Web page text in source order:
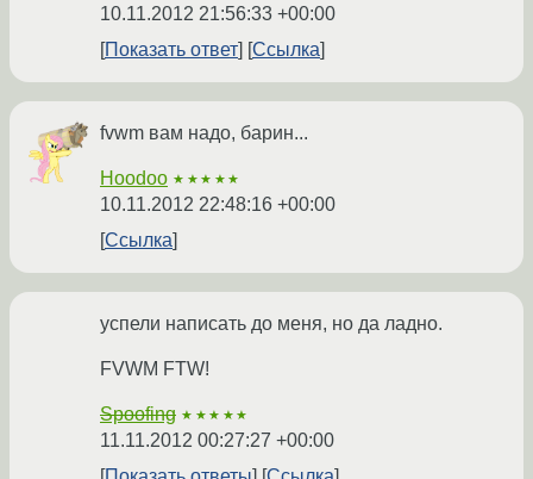
10.11.2012 21:56:33 +00:00
Показать ответ
Ссылка
fvwm вам надо, барин...
Hoodoo ★★★★★
10.11.2012 22:48:16 +00:00
Ссылка
успели написать до меня, но да ладно.
FVWM FTW!
Spoofing ★★★★★
11.11.2012 00:27:27 +00:00